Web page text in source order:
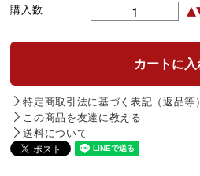
購入数
特定商取引法に基づく表記（返品等）
この商品を友達に教える
送料について